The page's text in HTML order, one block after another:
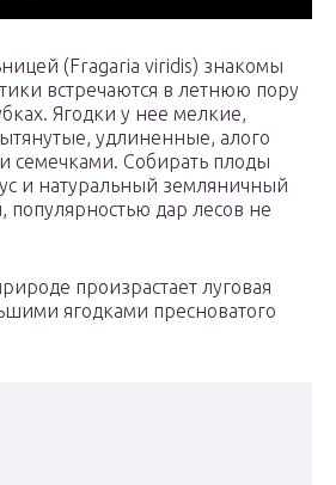
(Fragaria viridis) знакомы
встречаются в летнюю пору
Ягодки у нее мелкие,
удлиненные, алого
семечками. Собирать плоды
и натуральный земляничный
популярностью дар лесов не
произрастает луговая
ягодками пресноватого